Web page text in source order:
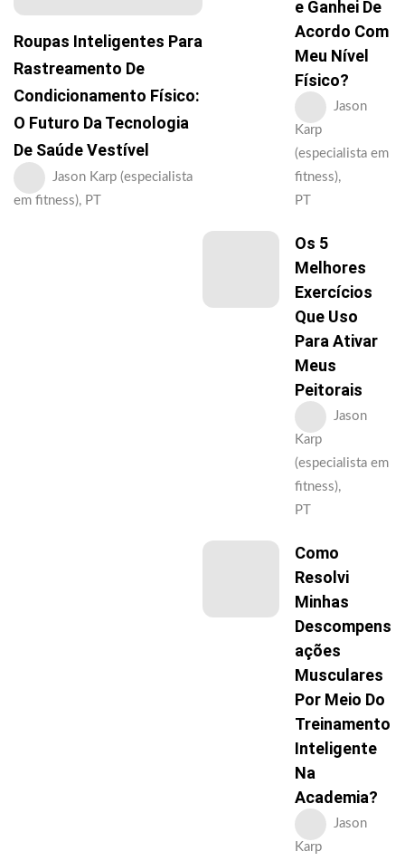
Roupas Inteligentes Para
Rastreamento De
Condicionamento Físico:
O Futuro Da Tecnologia
De Saúde Vestível
Jason Karp (especialista
em fitness), PT
E Ganhei De
Acordo Com
Meu Nível
Físico?
Jason
Karp
(especialista em
fitness),
PT
Os 5
Melhores
Exercícios
Que Uso
Para Ativar
Meus
Peitorais
Jason
Karp
(especialista em
fitness),
PT
Como
Resolvi
Minhas
Descompens
Ações
Musculares
Por Meio Do
Treinamento
Inteligente
Na
Academia?
Jason
Karp